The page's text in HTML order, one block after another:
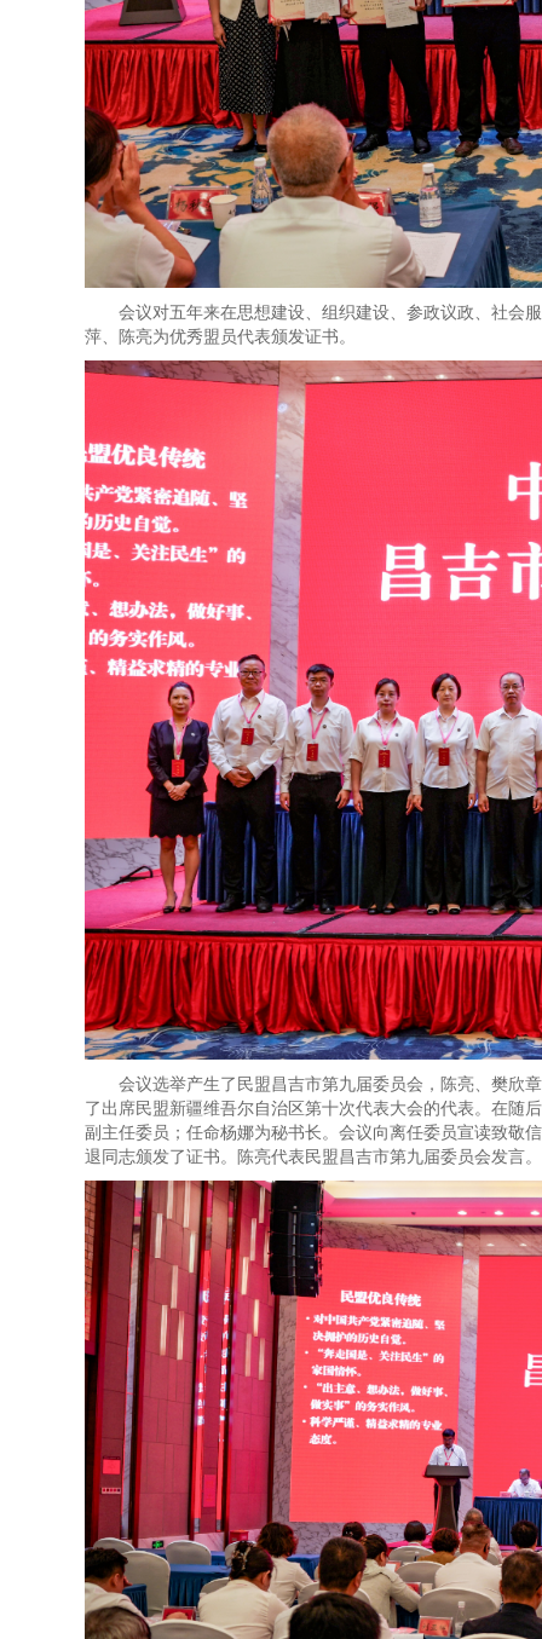
会议对五年来在思想建设、组织建设、参政议政、社会
萍、陈亮为优秀盟员代表颁发证书。
会议选举产生了民盟昌吉市第九届委员会，陈亮、樊欣
了出席民盟新疆维吾尔自治区第十次代表大会的代表。在随
副主任委员；任命杨娜为秘书长。会议向离任委员宣读致敬
退同志颁发了证书。陈亮代表民盟昌吉市第九届委员会发言。